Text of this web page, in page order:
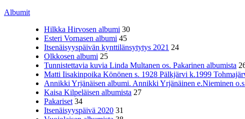
Albumit
Hilkka Hirvosen albumi 30
Esteri Vornasen albumi 45
Itsenäisyyspäivän kynttilänsytytys 2021 24
Olkkosen albumi 25
Tunnistettavia kuvia Linda Multanen os. Pakarinen albumista
Matti Iisakinpoika Könönen s. 1928 Pälkjärvi k.1999
Annikki Yrjänäisen albumi. Annikki Yrjänäinen e.Nieminen
Kaisa Kilpeläisen albumista 27
Pakariset 34
Itsenäisyyspäivä 2020 31